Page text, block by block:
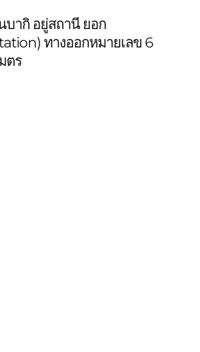
บากิ อยู่สถานี ยอก
ทางออกหมายเลข 6
ตร